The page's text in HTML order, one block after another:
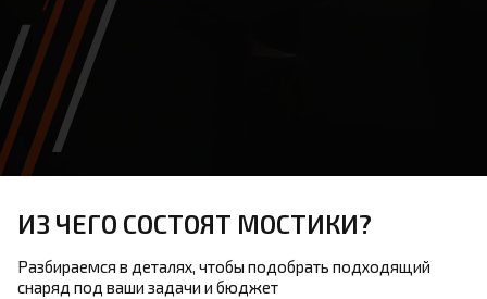
ИЗ ЧЕГО СОСТОЯТ МОСТИКИ?
Разбираемся в деталях, чтобы подобрать подходящий
снаряд под ваши задачи и бюджет